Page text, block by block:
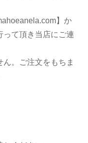
】か
って頂き当店にご連
。ご注文をもちま